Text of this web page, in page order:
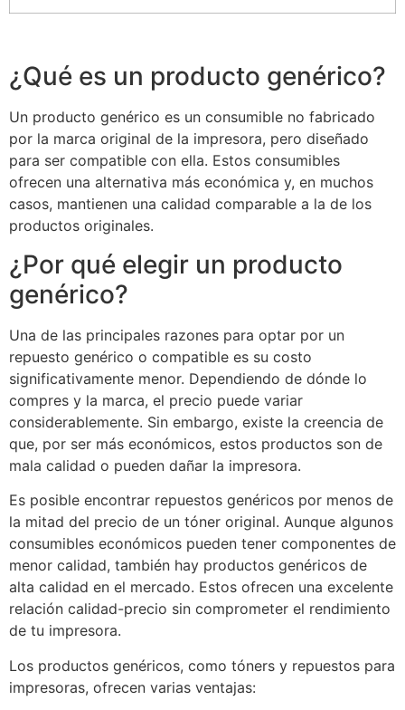
¿Qué es un producto genérico?
Un producto genérico es un consumible no fabricado
por la marca original de la impresora, pero diseñado
para ser compatible con ella. Estos consumibles
ofrecen una alternativa más económica y, en muchos
casos, mantienen una calidad comparable a la de los
productos originales.
¿Por qué elegir un producto
genérico?
Una de las principales razones para optar por un
repuesto genérico o compatible es su costo
significativamente menor. Dependiendo de dónde lo
compres y la marca, el precio puede variar
considerablemente. Sin embargo, existe la creencia de
que, por ser más económicos, estos productos son de
mala calidad o pueden dañar la impresora.
Es posible encontrar repuestos genéricos por menos de
la mitad del precio de un tóner original. Aunque algunos
consumibles económicos pueden tener componentes de
menor calidad, también hay productos genéricos de
alta calidad en el mercado. Estos ofrecen una excelente
relación calidad-precio sin comprometer el rendimiento
de tu impresora.
Los productos genéricos, como tóners y repuestos para
impresoras, ofrecen varias ventajas: